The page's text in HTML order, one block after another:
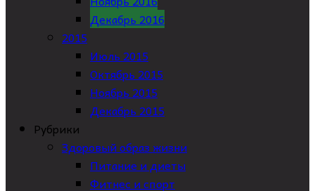
Декабрь 2016
2015
Июль 2015
Октябрь 2015
Ноябрь 2015
Декабрь 2015
Рубрики
Здоровый образ жизни
Питание и диеты
Фитнес и спорт